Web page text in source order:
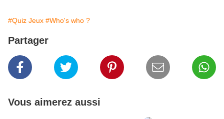
#Quiz Jeux #Who's who ?
Partager
Vous aimerez aussi